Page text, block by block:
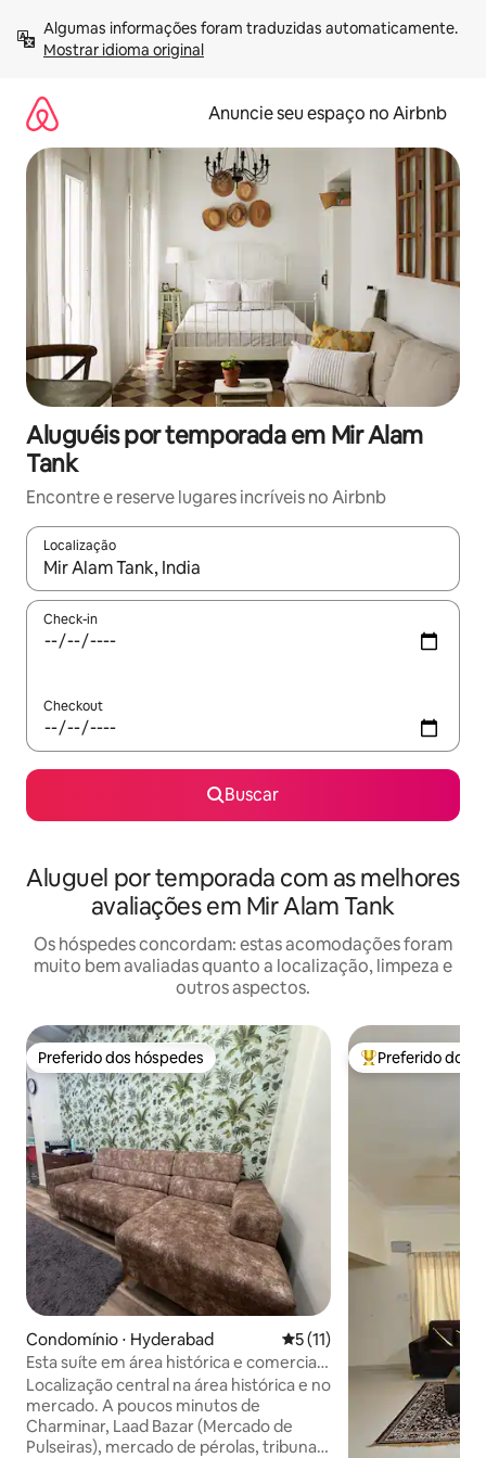
para
Mostrar idioma original
Anuncie seu espaço no Airbnb
Aluguéis por temporada em Mir Alam
Tank
Encontre e reserve lugares incríveis no Airbnb
Localização
Quando os resultados estiverem disponíveis, explore-os
Check-in
Checkout
Buscar
Aluguel por temporada com as melhores
avaliações em Mir Alam Tank
Os hóspedes concordam: estas acomodações foram
muito bem avaliadas quanto a localização, limpeza e
outros aspectos.
Preferido dos hóspedes
Preferido dos hóspedes
Condomínio ⋅ Hyderabad 5 de uma avaliação média
5 (11)
Esta suíte em área histórica e comercial
não é compartilhada
Localização central na área histórica e no
mercado. A poucos minutos de
Charminar, Laad Bazar (Mercado de
Pulseiras), mercado de pérolas, tribunal
Entre os
Preferido dos